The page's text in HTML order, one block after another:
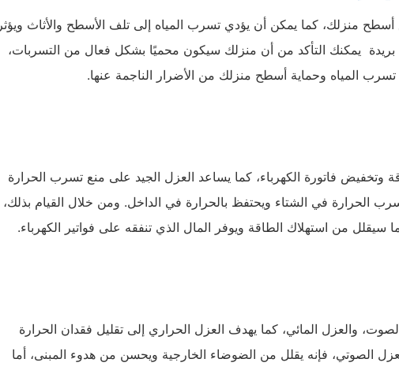
منزلك، كما يمكن أن يؤدي تسرب المياه إلى تلف الأسطح والأثاث ويؤثر
يمكنك التأكد من أن منزلك سيكون محميًا بشكل فعال من التسربات،
المياه وحماية أسطح منزلك من الأضرار الناجمة عنها.
فاتورة الكهرباء، كما يساعد العزل الجيد على منع تسرب الحرارة
الحرارة في الشتاء ويحتفظ بالحرارة في الداخل. ومن خلال القيام بذلك،
سيقلل من استهلاك الطاقة ويوفر المال الذي تنفقه على فواتير الكهرباء.
والعزل المائي، كما يهدف العزل الحراري إلى تقليل فقدان الحرارة
الصوتي، فإنه يقلل من الضوضاء الخارجية ويحسن من هدوء المبنى، أما